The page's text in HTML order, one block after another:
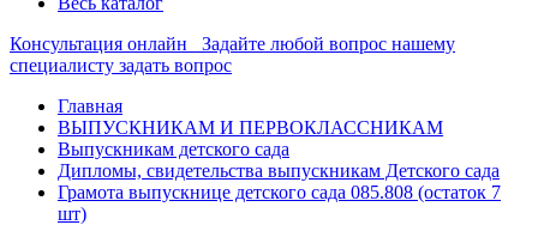
Консультация онлайн
Задайте любой вопрос нашему
специалисту задать вопрос
Главная
ВЫПУСКНИКАМ И ПЕРВОКЛАССНИКАМ
Выпускникам детского сада
Дипломы, свидетельства выпускникам Детского сада
Грамота выпускнице детского сада 085.808 (остаток 7
шт)